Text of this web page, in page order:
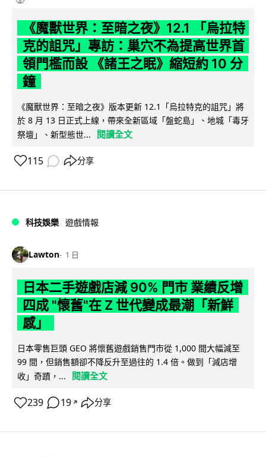
《魔獸世界：至暗之夜》12.1 「烏拉特
克的詛咒」專訪：巢穴不為提高世界首
領門檻而設 《諸王之眠》縮短約 10 分
鐘
《魔獸世界：至暗之夜》版本更新 12.1「烏拉特克的詛咒」將
於 8 月 13 日正式上線，帶來全新區域「盤蛇島」、地城「毒牙
祭壇」、新型態世...
閱讀全文
115 分享
科技娛樂 遊戲情報
Lawton 1 日
日本二手遊戲店減 90% 門市 業績反增
四成 "懷舊"在 Z 世代變成最潮「新鮮
感」
日本零售巨頭 GEO 將懷舊遊戲銷售門市從 1,000 間大幅減至
99 間，但銷售額卻不降反升至過往的 1.4 倍。做到「減店增
收」奇蹟，...
閱讀全文
239 19 ↗ 分享